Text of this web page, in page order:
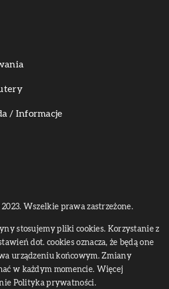
/ Informacje
Wszelkie prawa zastrzeżone.
stosujemy pliki cookies. Korzystanie z
dot. cookies oznacza, że będą one
urządzeniu końcowym. Zmiany
w każdym momencie. Więcej
Polityka prywatności.